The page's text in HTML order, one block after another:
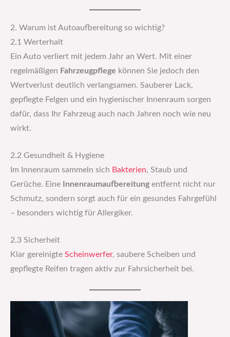
2. Warum ist Autoaufbereitung so wichtig?
2.1 Werterhalt
Ein Auto verliert mit jedem Jahr an Wert. Mit einer
regelmäßigen Fahrzeugpflege können Sie jedoch den
Wertverlust deutlich verlangsamen. Sauberer Lack,
gepflegte Felgen und ein hygienischer Innenraum sorgen
dafür, dass Ihr Fahrzeug auch nach Jahren noch wie neu
wirkt.
2.2 Gesundheit & Hygiene
Im Innenraum sammeln sich Bakterien, Staub und
Gerüche. Eine
Innenraumaufbereitung entfernt nicht nur
Schmutz, sondern sorgt auch für ein gesundes Fahrgefühl
– besonders wichtig für Allergiker.
2.3 Sicherheit
Klar gereinigte Scheinwerfer, saubere Scheiben und
gepflegte Reifen tragen aktiv zur Fahrsicherheit bei.